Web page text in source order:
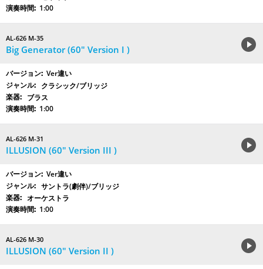
1:00
AL-626 M-35
Big Generator (60″ Version I )
Ver違い
クラシック/ブリッジ
ブラス
1:00
AL-626 M-31
ILLUSION (60″ Version III )
Ver違い
サントラ(劇伴)/ブリッジ
オーケストラ
1:00
AL-626 M-30
ILLUSION (60″ Version II )